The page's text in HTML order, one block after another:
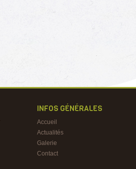
INFOS GÉNÉRALES
Accueil
Actualités
Galerie
Contact